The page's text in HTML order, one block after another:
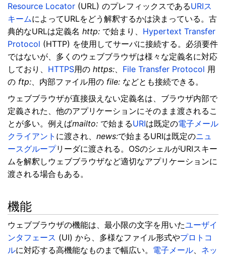
Resource Locator (URL) のプレフィックスであるURIス
キームによってURLをどう解釈するかは決まっている。古
典的なURLは定義名 http: で始まり、 Hypertext Transfer
Protocol (HTTP) を使用してサーバに接続する。必須要件
ではないが、多くのウェブブラウザは様々な定義名に対応
しており、 HTTPS用の https: File Transfer Protocol 用
の ftp: 、内部ファイル用の file: などとも接続できる。
ウェブブラウザが直接扱えない定義名は、ブラウザ内部で
定義された、他のアプリケーションにそのまま渡されるこ
とが多い。例えばmailto: で始まるURIは既定の電子メール
クライアント に渡され、 news:で始まるURIは既定のニュ
ースグループリーダに渡される。OSのシェルがURIスキー
ムを解釈しウェブブラウザなど適切なアプリケーションに
渡される場合もある。
機能
ウェブブラウザの機能は、最小限の文字を用いたユーザイ
ンタフェース (UI) から、多様なファイル形式やプロトコ
ルに対応する高機能なものまで幅広い。 電子メール
ネッ